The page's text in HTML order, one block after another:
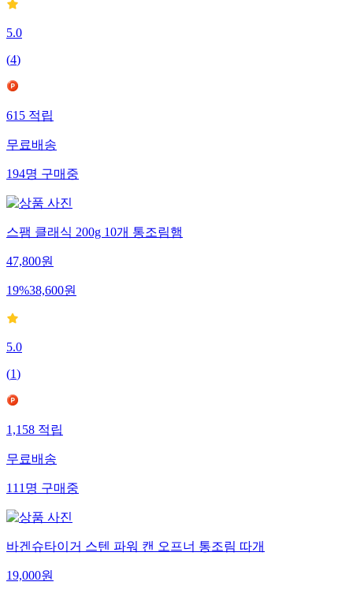
5.0
(4)
615 적립
무료배송
194명 구매중
스팸 클래식 200g 10개 통조림햄
47,800원
19%38,600원
5.0
(1)
1,158 적립
무료배송
111 명 구매중
바겐슈타이거 스텐 파워 캔 오프너 통조림 따개
19,000원